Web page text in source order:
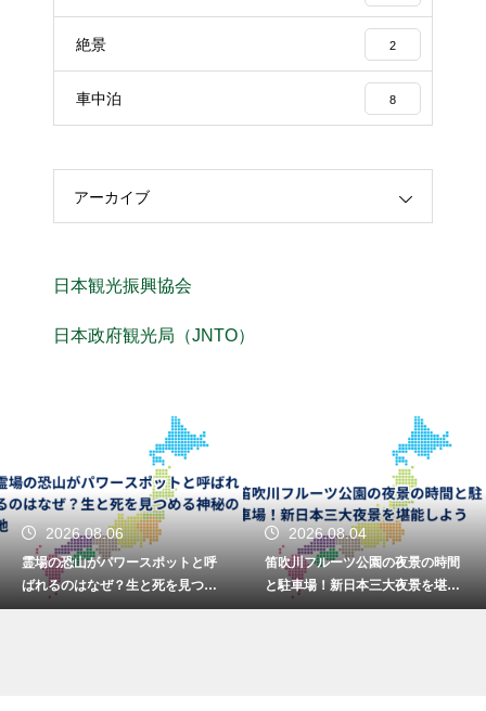
絶景 2
車中泊 8
アーカイブ
日本観光振興協会
日本政府観光局（JNTO）
2026.08.06
霊場の恐山がパワースポットと呼
ばれるのはなぜ？生と死を見つめ
る神秘の地
2026.08.04
笛吹川フルーツ公園の夜景の時間
と駐車場！新日本三大夜景を堪能
しよう